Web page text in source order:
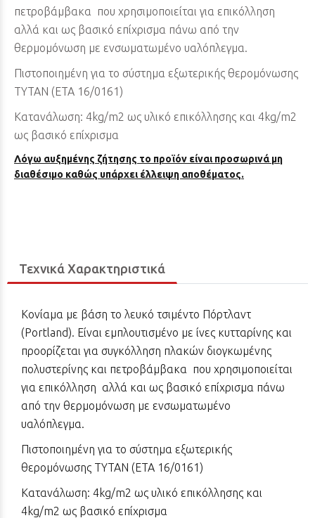
πετροβάμβακα που χρησιμοποιείται για επικόλληση
αλλά και ως βασικό επίχρισμα πάνω από την
θερμομόνωση με ενσωματωμένο υαλόπλεγμα.
Πιστοποιημένη για το σύστημα εξωτερικής θερομόνωσης
ΤΥΤΑΝ (ΕΤΑ 16/0161)
Κατανάλωση: 4kg/m2 ως υλικό επικόλλησης και 4kg/m2
ως βασικό επίχρισμα
Λόγω αυξημένης ζήτησης το προϊόν είναι προσωρινά μη
διαθέσιμο καθώς υπάρχει έλλειψη αποθέματος.
Τεχνικά Χαρακτηριστικά
Κονίαμα με βάση το λευκό τσιμέντο Πόρτλαντ
(Portland). Είναι εμπλουτισμένο με ίνες κυτταρίνης και
προορίζεται για συγκόλληση πλακών διογκωμένης
πολυστερίνης και πετροβάμβακα που χρησιμοποιείται
για επικόλληση αλλά και ως βασικό επίχρισμα πάνω
από την θερμομόνωση με ενσωματωμένο
υαλόπλεγμα.
Πιστοποιημένη για το σύστημα εξωτερικής
θερομόνωσης ΤΥΤΑΝ (ΕΤΑ 16/0161)
Κατανάλωση: 4kg/m2 ως υλικό επικόλλησης και
4kg/m2 ως βασικό επίχρισμα